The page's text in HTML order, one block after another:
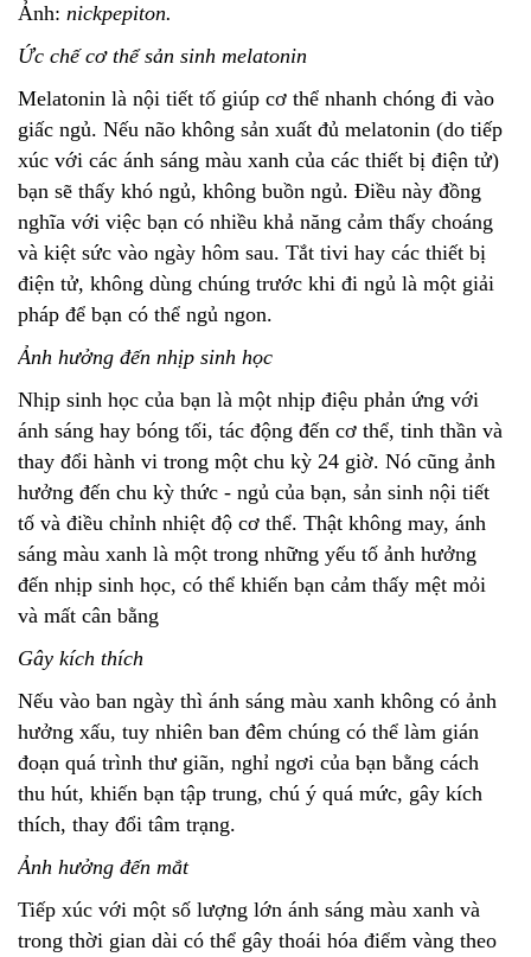
Ảnh: nickpepiton.
Ức chế cơ thể sản sinh melatonin
Melatonin là nội tiết tố giúp cơ thể nhanh chóng đi vào
giấc ngủ. Nếu não không sản xuất đủ melatonin (do tiếp
xúc với các ánh sáng màu xanh của các thiết bị điện tử)
bạn sẽ thấy khó ngủ, không buồn ngủ. Điều này đồng
nghĩa với việc bạn có nhiều khả năng cảm thấy choáng
và kiệt sức vào ngày hôm sau. Tắt tivi hay các thiết bị
điện tử, không dùng chúng trước khi đi ngủ là một giải
pháp để bạn có thể ngủ ngon.
Ảnh hưởng đến nhịp sinh học
Nhịp sinh học của bạn là một nhịp điệu phản ứng với
ánh sáng hay bóng tối, tác động đến cơ thể, tinh thần và
thay đổi hành vi trong một chu kỳ 24 giờ. Nó cũng ảnh
hưởng đến chu kỳ thức - ngủ của bạn, sản sinh nội tiết
tố và điều chỉnh nhiệt độ cơ thể. Thật không may, ánh
sáng màu xanh là một trong những yếu tố ảnh hưởng
đến nhịp sinh học, có thể khiến bạn cảm thấy mệt mỏi
và mất cân bằng
Gây kích thích
Nếu vào ban ngày thì ánh sáng màu xanh không có ảnh
hưởng xấu, tuy nhiên ban đêm chúng có thể làm gián
đoạn quá trình thư giãn, nghỉ ngơi của bạn bằng cách
thu hút, khiến bạn tập trung, chú ý quá mức, gây kích
thích, thay đổi tâm trạng.
Ảnh hưởng đến mắt
Tiếp xúc với một số lượng lớn ánh sáng màu xanh và
trong thời gian dài có thể gây thoái hóa điểm vàng theo